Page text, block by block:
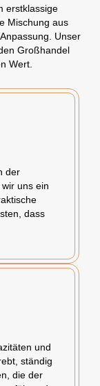
erstklassige
Mischung aus
Unser
Großhandel
Wert.
der
uns ein
dass
und
ständig
die der